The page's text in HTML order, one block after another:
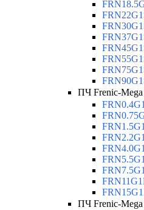
ПЧ Frenic-
ПЧ Frenic-